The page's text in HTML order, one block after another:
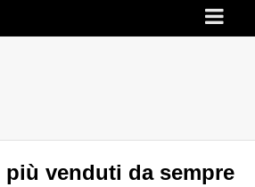
venduti da sempre